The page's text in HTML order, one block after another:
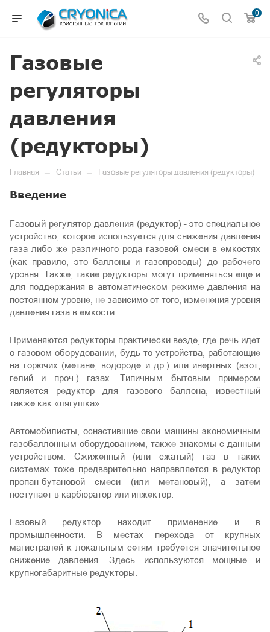
0
Газовые
регуляторы
давления
(редукторы)
Главная — Статьи — Газовые регуляторы давления (редукторы)
Введение
Газовый регулятор давления (редуктор) – это специальное
устройство, которое используется для снижения давления
газа либо же различного рода газовой смеси в емкостях
(как правило, это баллоны и газопроводы) до рабочего
уровня. Также, такие редукторы могут применяться еще и
для поддержания в автоматическом режиме давления на
постоянном уровне, не зависимо от того, изменения уровня
давления газа в емкости.
Применяются редукторы практически везде, где речь идет
о газовом оборудовании, будь то устройства, работающие
на горючих (метане, водороде и др.) или инертных (азот,
гелий и проч.) газах. Типичным бытовым примером
является редуктор для газового баллона, известный
также как «лягушка».
Автомобилисты, оснастившие свои машины экономичным
газобаллонным оборудованием, также знакомы с данным
устройством. Сжиженный (или сжатый) газ в таких
системах тоже предварительно направляется в редуктор
пропан-бутановой смеси (или метановый), а затем
поступает в карбюратор или инжектор.
Газовый редуктор находит применение и в
промышленности. В местах перехода от крупных
магистралей к локальным сетям требуется значительное
снижение давления. Здесь используются мощные и
крупногабаритные редукторы.